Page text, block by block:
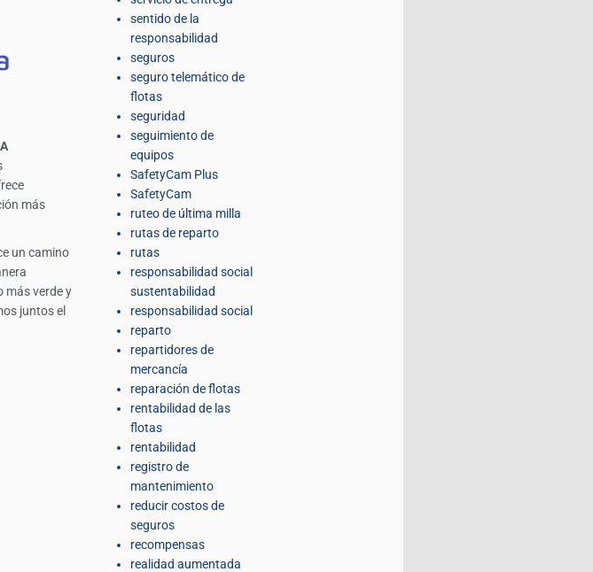
más
un camino
más verde y
juntos el
sentido de la
responsabilidad
seguros
seguro telemático de
flotas
seguridad
seguimiento de
equipos
SafetyCam Plus
SafetyCam
ruteo de última milla
rutas de reparto
rutas
responsabilidad social
sustentabilidad
responsabilidad social
reparto
repartidores de
mercancía
reparación de flotas
rentabilidad de las
flotas
rentabilidad
registro de
mantenimiento
reducir costos de
seguros
recompensas
realidad aumentada